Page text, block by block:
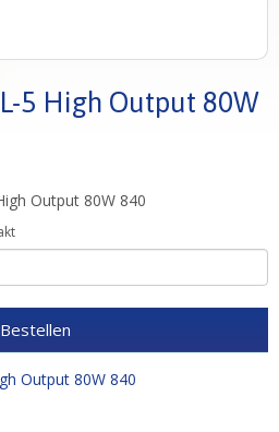
5 High Output 80W
Output 80W 840
Bestellen
Output 80W 840